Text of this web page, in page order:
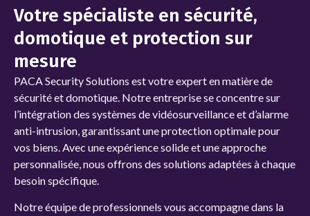
Votre spécialiste en sécurité,
domotique et protection sur
mesure
PACA Security Solutions est votre expert en matière de
sécurité et domotique. Notre entreprise se concentre sur
l’intégration des systèmes de vidéosurveillance et d’alarme
anti-intrusion, garantissant une protection optimale pour
vos biens. Avec une expérience solide et une approche
personnalisée, nous offrons des solutions adaptées à chaque
besoin spécifique.
Notre équipe de professionnels vous accompagne dans la